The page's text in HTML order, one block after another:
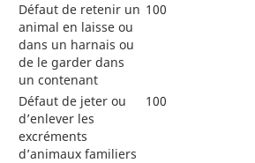
Défaut de retenir un
animal en laisse ou
dans un harnais ou
de le garder dans
un contenant
100
Défaut de jeter ou
d’enlever les
excréments
d’animaux familiers
100